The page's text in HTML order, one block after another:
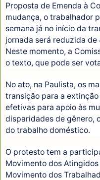
Proposta de Emenda à
mudança, o trabalhador
semana já no início da
jornada será reduzida
Neste momento, a
o texto, que pode ser
No ato, na Paulista, os
transição para a
efetivas para apoio às
disparidades de gênero,
do trabalho doméstico.
O protesto tem a
Movimento dos
Movimento dos